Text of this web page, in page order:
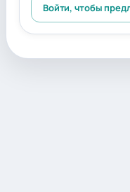
Войти, чтобы